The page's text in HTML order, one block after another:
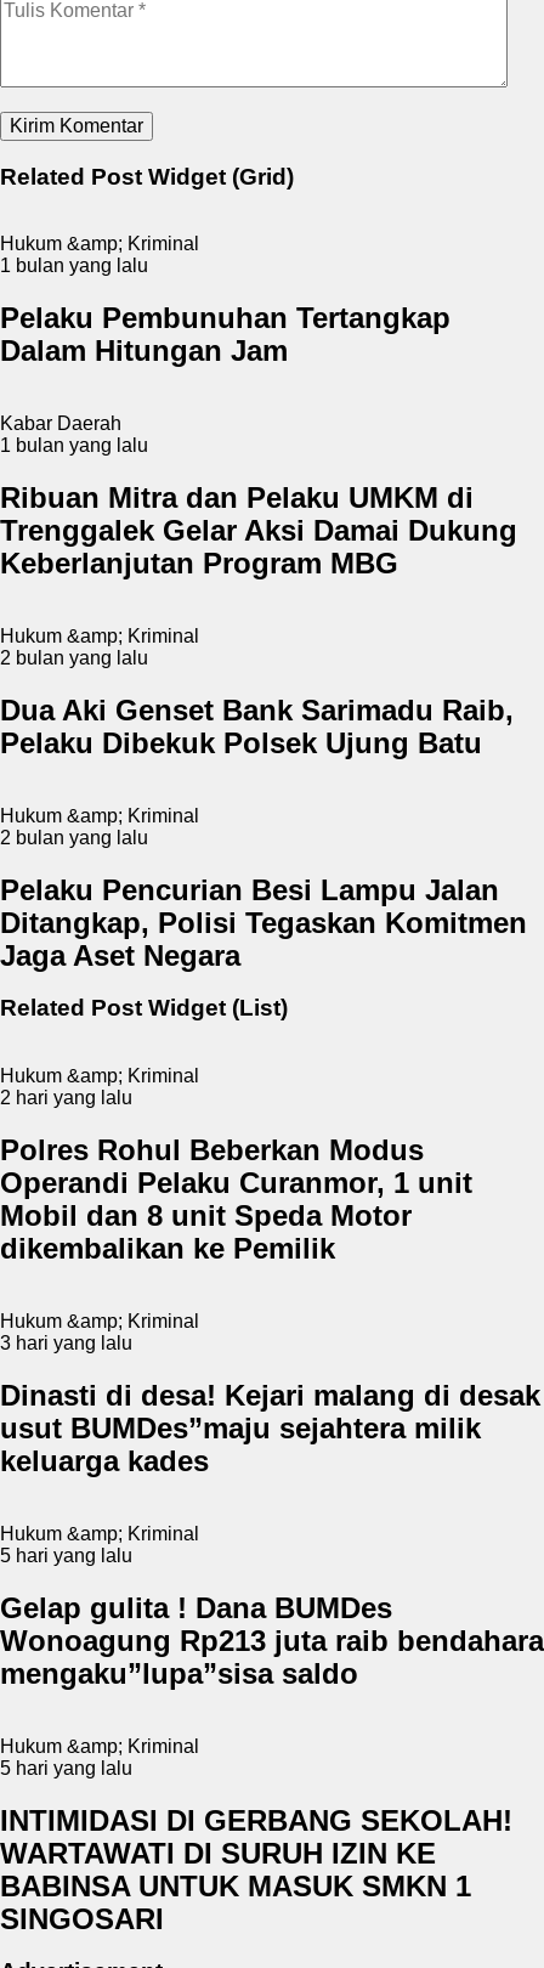
Related Post Widget (Grid)
Hukum &amp; Kriminal
1 bulan yang lalu
Pelaku Pembunuhan Tertangkap
Dalam Hitungan Jam
Kabar Daerah
1 bulan yang lalu
Ribuan Mitra dan Pelaku UMKM di
Trenggalek Gelar Aksi Damai Dukung
Keberlanjutan Program MBG
Hukum &amp; Kriminal
2 bulan yang lalu
Dua Aki Genset Bank Sarimadu Raib,
Pelaku Dibekuk Polsek Ujung Batu
Hukum &amp; Kriminal
2 bulan yang lalu
Pelaku Pencurian Besi Lampu Jalan
Ditangkap, Polisi Tegaskan Komitmen
Jaga Aset Negara
Related Post Widget (List)
Hukum &amp; Kriminal
2 hari yang lalu
Polres Rohul Beberkan Modus
Operandi Pelaku Curanmor, 1 unit
Mobil dan 8 unit Speda Motor
dikembalikan ke Pemilik
Hukum &amp; Kriminal
3 hari yang lalu
Dinasti di desa! Kejari malang di desak
usut BUMDes”maju sejahtera milik
keluarga kades
Hukum &amp; Kriminal
5 hari yang lalu
Gelap gulita ! Dana BUMDes
Wonoagung Rp213 juta raib bendahara
mengaku”lupa”sisa saldo
Hukum &amp; Kriminal
5 hari yang lalu
INTIMIDASI DI GERBANG SEKOLAH!
WARTAWATI DI SURUH IZIN KE
BABINSA UNTUK MASUK SMKN 1
SINGOSARI